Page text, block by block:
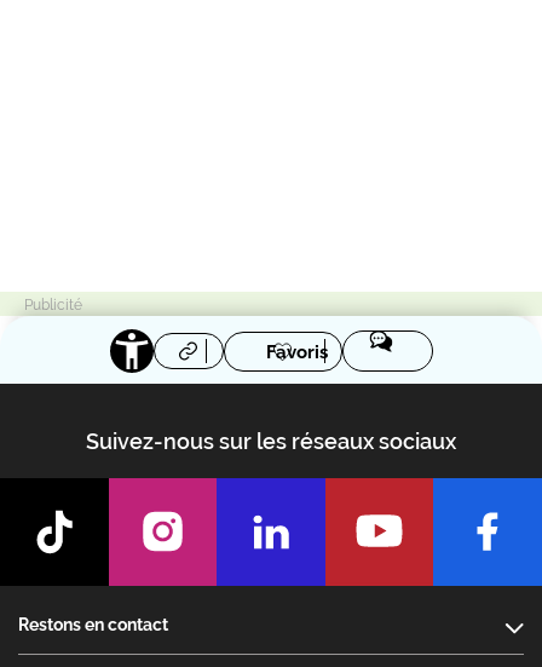
Favoris
Suivez-nous sur les réseaux sociaux
Restons en contact